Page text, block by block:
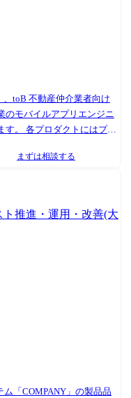
を中心に、弊社が運営す
改善を行っていますが、事
ます。 <NALYSYS
開発チームでは、定着・労
ロダクトの開発にも取り組
、新規プロダクト開発やイ
です。 フロントエンド、
でスキルを磨き、成長を
イナーなど、他職種と連携
、開発以外の視点や知見を
す。 私たちと一緒にプロダ
。 <テクノロジ
チームやMLOpsチーム
計などのサポートを全社
。機械学習の知識、バック
●開発環境 ・開
ートIT課の3部門で構成さ
が介護業界未経験で、入社
ータベース:PostgreSQL ・
・CI/CD:GitHub
、Cursor、Devin、GitHub
Slack、Teams、Miro、
とのデータ連携を含むAPI
運用改善まで一気通貫での
による、利用者体験の向上
toB 不動産仲介業者向け
のモバイルアプリエンジニ
はプロ
ダクトリードエンジニア
技術マネジメントを担って
は モバイルアプリの領域
計レビュー、生産性の向
を踏まえ最終的に決定させ
Nativeによる開発 ・
] ・
・TanStack Query / SWRを
を用いたSEO対策 ・そ
などを使用 ・API仕様の
まずは相談する
推進・運用・改善(大
「COMPANY」の製品品